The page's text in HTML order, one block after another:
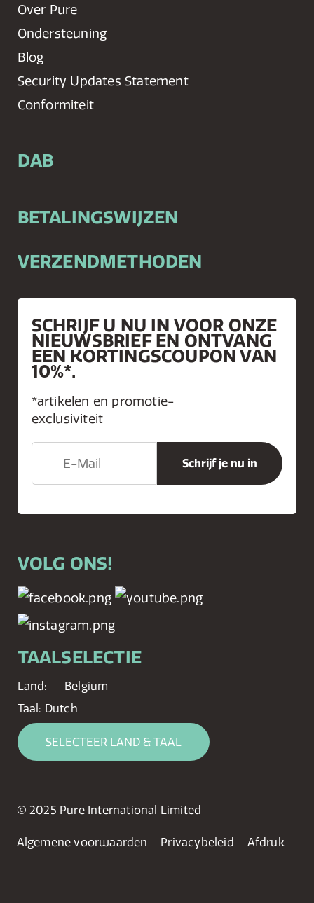
Over Pure
Ondersteuning
Blog
Security Updates Statement
Conformiteit
DAB
BETALINGSWIJZEN
VERZENDMETHODEN
SCHRIJF U NU IN VOOR ONZE
NIEUWSBRIEF EN ONTVANG
EEN KORTINGSCOUPON VAN
10%*.
*artikelen en promotie-
exclusiviteit
VOLG ONS!
TAALSELECTIE
Land:
Belgium
Taal: Dutch
SELECTEER LAND & TAAL
© 2025 Pure International Limited
Algemene voorwaarden Privacybeleid Afdruk